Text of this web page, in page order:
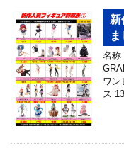
新
名称
ワン
ス